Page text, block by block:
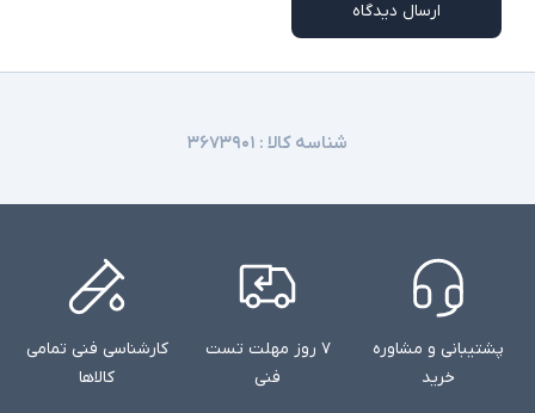
ارسال دیدگاه
شناسه کالا : ۳۶۷۳۹۰۱
پشتیبانی و مشاوره
خرید
۷ روز مهلت تست
فنی
کارشناسی فنی تمامی
کالاها